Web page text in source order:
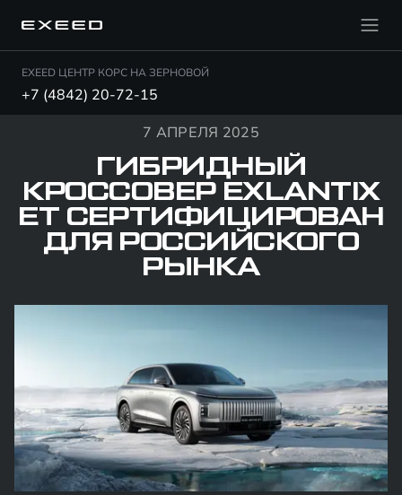
EXEED ЦЕНТР КОРС НА ЗЕРНОВОЙ
+7 (4842) 20-72-15
7 АПРЕЛЯ 2025
ГИБРИДНЫЙ
КРОССОВЕР EXLANTIX
ET СЕРТИФИЦИРОВАН
ДЛЯ РОССИЙСКОГО
РЫНКА